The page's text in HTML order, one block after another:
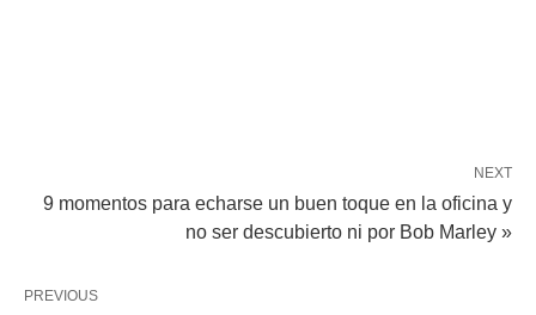
NEXT
9 momentos para echarse un buen toque en la oficina y
no ser descubierto ni por Bob Marley »
PREVIOUS